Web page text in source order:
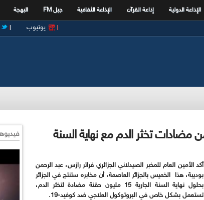
الإذاعة الدولية إذاعة القرآن الإذاعة الثقافية جيل FM البهجة
يوتيوب
أكد الأمين العام للمخبر الصيدلاني الجزائري فراتر رازس، عبد الرحمن
بوديبة، هذا الخميس بالجزائر العاصمة، أن مخابره ستنتج في الجزائر
بحلول نهاية السنة الجارية 15 مليون حقنة مضادة لتخثر الدم،
تستعمل بشكل خاص في البروتوكول العلاجي ضد كوفيد-19.